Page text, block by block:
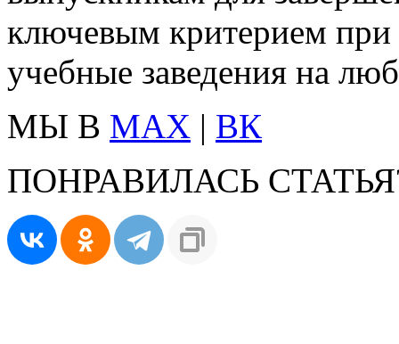
ключевым критерием
учебные заведения на
МЫ В MAX | ВК
ПОНРАВИЛАСЬ